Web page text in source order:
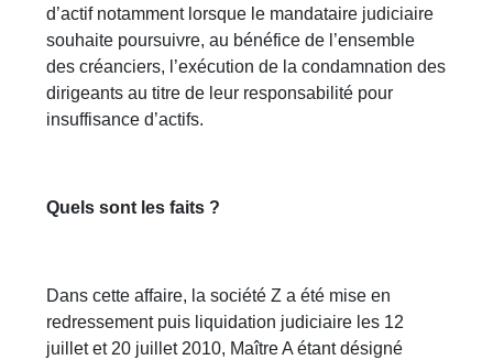
d’actif notamment lorsque le mandataire judiciaire
souhaite poursuivre, au bénéfice de l’ensemble
des créanciers, l’exécution de la condamnation des
dirigeants au titre de leur responsabilité pour
insuffisance d’actifs.
Quels sont les faits ?
Dans cette affaire, la société Z a été mise en
redressement puis liquidation judiciaire les 12
juillet et 20 juillet 2010, Maître A étant désigné